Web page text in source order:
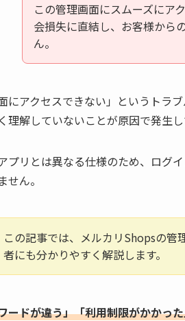
この管理画面にスムーズにア
会損失に直結し、お客様から
ん。
にアクセスできない」というトラ
理解していないことが原因で発生し
プリとは異なる仕様のため、ログ
ん。
この記事では、メルカリShopsの管
者にも分かりやすく解説します。
ードが違う」「利用制限がかかっ